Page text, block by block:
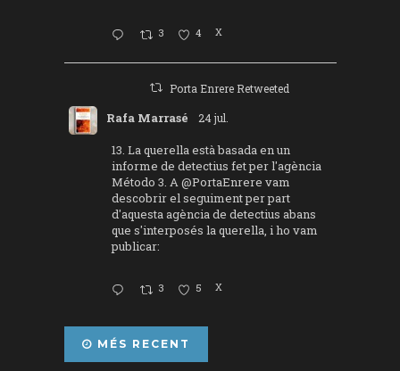
3 4 X
Porta Enrere Retweeted
Rafa Marrasé 24 jul.
13. La querella està basada en un
informe de detectius fet per l'agència
Método 3. A@PortaEnrere vam
descobrir el seguiment per part
d'aquesta agència de detectius abans
que s'interposés la querella, i ho vam
publicar:
3 5 X
MÉS RECENT